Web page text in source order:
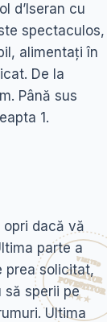
d’Iseran cu
spectaculos,
alimentați în
De la
Până sus
1.
dacă vă
parte a
prea solicitat,
să sperii pe
Ultima